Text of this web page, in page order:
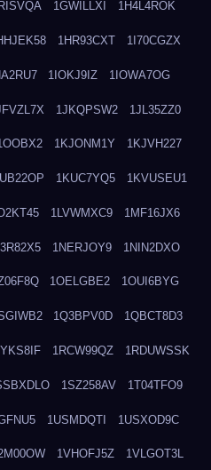
1GWILLXI 1H4L4ROK
1HR93CXT 1I70CGZX
1IOKJ9IZ 1IOWA7OG
1JKQPSW2 1JL35ZZ0
1KJONM1Y 1KJVH227
1KUC7YQ5 1KVUSEU1
1LVWMXC9 1MF16JX6
1NERJOY9 1NIN2DXO
1OELGBE2 1OUI6BYG
1Q3BPV0D 1QBCT8D3
1RCW99QZ 1RDUWSSK
1SZ258AV 1T04TFO9
1USMDQTI 1USXOD9C
1VHOFJ5Z 1VLGOT3L